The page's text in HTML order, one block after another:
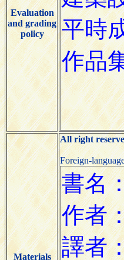
Evaluation
and grading
policy
Materials
All right
Foreign-